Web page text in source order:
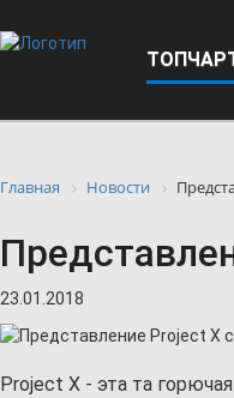
Главная Новости
23.01.2018
Project X - эта та